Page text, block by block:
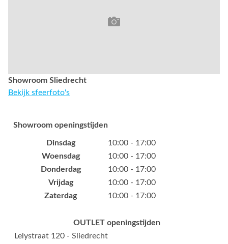
Showroom Sliedrecht
Bekijk sfeerfoto's
Showroom openingstijden
Dinsdag
10:00 - 17:00
Woensdag
10:00 - 17:00
Donderdag
10:00 - 17:00
Vrijdag
10:00 - 17:00
Zaterdag
10:00 - 17:00
OUTLET openingstijden
Lelystraat 120 - Sliedrecht